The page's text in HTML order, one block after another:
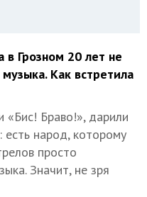
Грозном 20 лет не
Как встретила
«Бис! Браво!», дарили
есть народ, которому
просто
Значит, не зря